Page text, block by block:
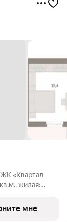
ЖК «Квартал
жилая:
и тремя
мне